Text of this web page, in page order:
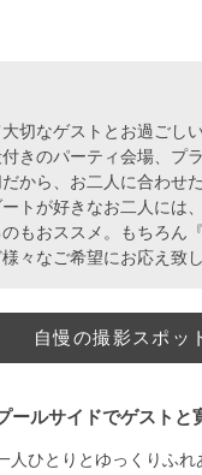
切なゲストとお過ごし
きのパーティ会場、プ
から、お二人に合わせ
トが好きなお二人には
もおススメ。もちろん
々なご希望にお応え致し
自慢の撮影スポッ
ールサイドでゲストと
人ひとりとゆっくりふ